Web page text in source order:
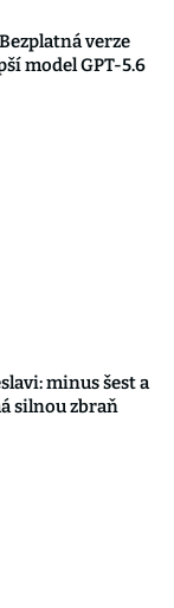
verze
model GPT-5.6
minus šest a
silnou zbraň